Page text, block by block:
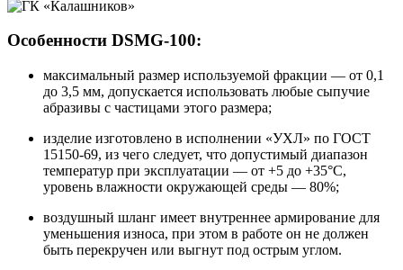
Особенности DSMG-100:
максимальный размер используемой фракции — от 0,1
до 3,5 мм, допускается использовать любые сыпучие
абразивы с частицами этого размера;
изделие изготовлено в исполнении «УХЛ» по ГОСТ
15150-69, из чего следует, что допустимый диапазон
температур при эксплуатации — от +5 до +35°С,
уровень влажности окружающей среды — 80%;
воздушный шланг имеет внутреннее армирование для
уменьшения износа, при этом в работе он не должен
быть перекручен или выгнут под острым углом.